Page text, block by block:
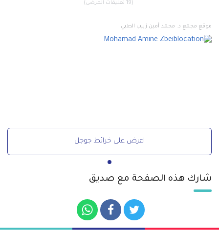
(19 تعليقات المرضى)
موقع مجمع د. محمد أمين زبيب الطبي
اعرض على خرائط جوجل
شارك هذه الصفحة مع صديق